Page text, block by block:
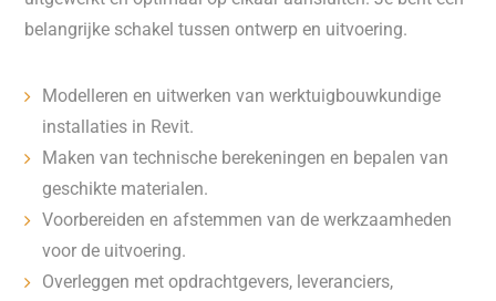
belangrijke schakel tussen ontwerp en uitvoering.
Modelleren en uitwerken van werktuigbouwkundige
installaties in Revit.
Maken van technische berekeningen en bepalen van
geschikte materialen.
Voorbereiden en afstemmen van de werkzaamheden
voor de uitvoering.
Overleggen met opdrachtgevers, leveranciers,